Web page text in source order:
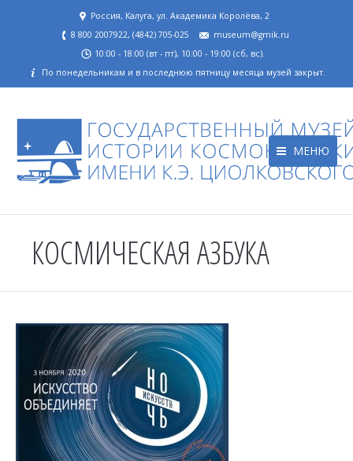
Россия, Калуга, ул. Академика Королёва, 2
8 800 2007922, (4842) 705-025
museum@gmik.ru
10:00 - 18:00 (вт - пт), 10:00 - 19:00 (сб, вс).
По понедельникам и в последнюю пятницу месяца музей закрыт.
МЕНЮ
КОСМИЧЕСКАЯ АЗБУКА